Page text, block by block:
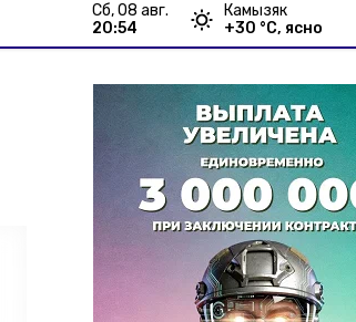
сб, 08 авг.
20:54
Камызяк
+30 °С, ясно